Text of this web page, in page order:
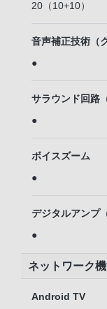
20（10+10）
音声補正技術（
●
サラウンド回路
●
ボイスズーム
●
デジタルアンプ
●
ネットワーク
Android TV